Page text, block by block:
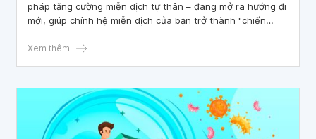
pháp tăng cường miễn dịch tự thân – đang mở ra hướng đi
mới, giúp chính hệ miễn dịch của bạn trở thành "chiến
Xem thêm